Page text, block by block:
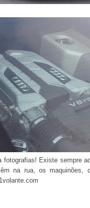
fotografias! Existe sempre
na rua, os maquinões,